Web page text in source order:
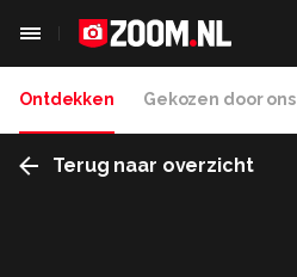
Ontdekken Gekozen door ons
Terug naar overzicht